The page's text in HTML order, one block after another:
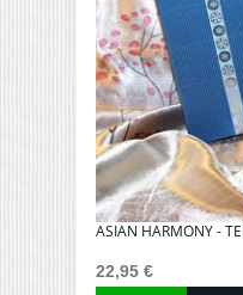
ASIAN HARMONY -
22,95 €